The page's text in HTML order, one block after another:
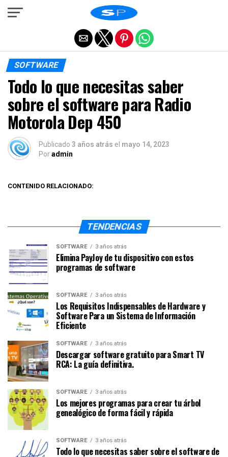
SOFTWARE
Todo lo que necesitas saber
sobre el software para Radio
Motorola Dep 450
Publicado 3 años atrás el mayo 14, 2023
Poradmin
CONTENIDO RELACIONADO:
TENDENCIAS
SOFTWARE 3 años atrás
Elimina PayJoy de tu dispositivo con estos
programas de software
SOFTWARE 3 años atrás
Los Requisitos Indispensables de Hardware y
Software Para un Sistema de Información
Eficiente
SOFTWARE 3 años atrás
Descargar software gratuito para Smart TV
RCA: La guía definitiva.
SOFTWARE 3 años atrás
Los mejores programas para crear tu árbol
genealógico de forma fácil y rápida
SOFTWARE 3 años atrás
Todo lo que necesitas saber sobre el software de
Salir de la versión móvil